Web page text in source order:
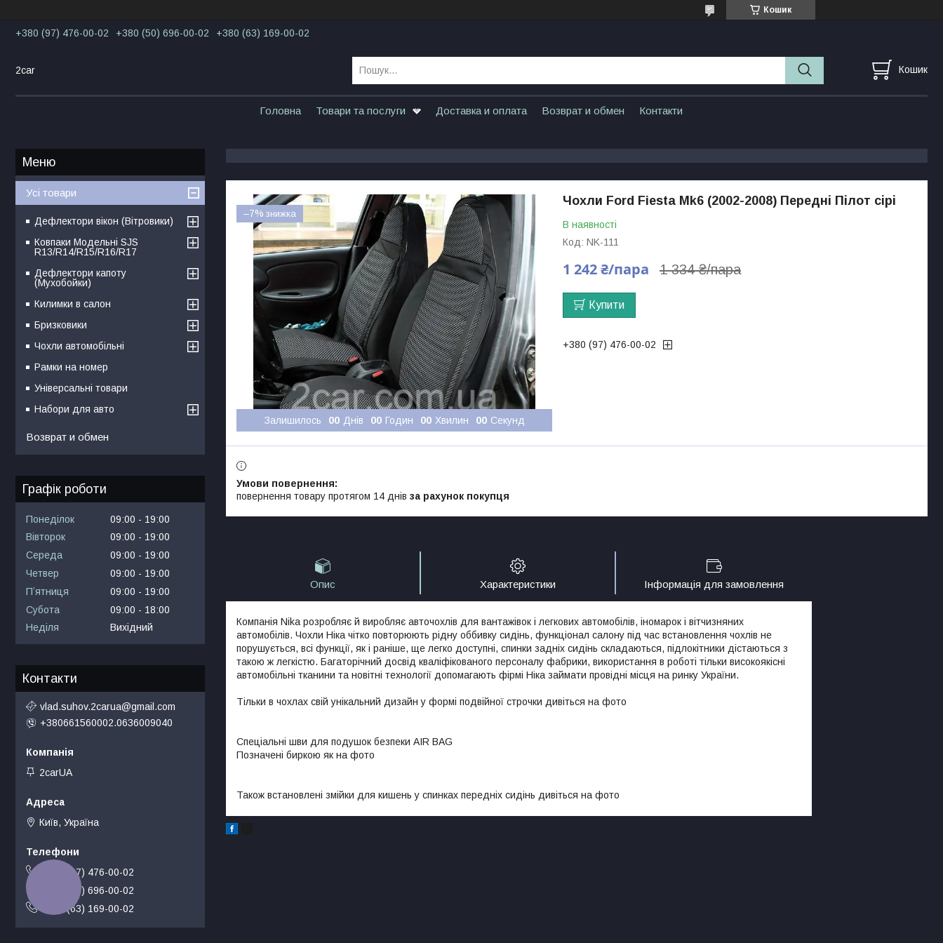
Кошик
+380 (97) 476-00-02 +380 (50) 696-00-02 +380 (63) 169-00-02
2car Кошик
Головна Товари та послуги Доставка и оплата Возврат и обмен Контакти
–7%
Залишилось 00 Днів 00 Годин 00 Хвилин 00 Секунд
Чохли Ford Fiesta Mk6 (2002-2008) Передні Пілот сірі
В наявності
Код: NK-111
1 334 ₴/пара
1 242 ₴/пара
Купити
+380 (97) 476-00-02
повернення товару протягом 14 днів за рахунок покупця
Опис Характеристики Інформація для замовлення
Компанія Nika розробляє й виробляє авточохлів для вантажівок і легкових автомобілів, іномарок і вітчизняних
автомобілів. Чохли Ніка чітко повторюють рідну оббивку сидінь, функціонал салону під час встановлення чохлів не
порушується, всі функції, як і раніше, ще легко доступні, спинки задніх сидінь складаються, підлокітники дістаються з
такою ж легкістю. Багаторічний досвід кваліфікованого персоналу фабрики, використання в роботі тільки високоякісні
автомобільні тканини та новітні технології допомагають фірмі Ніка займати провідні місця на ринку України.
Тільки в чохлах свій унікальний дизайн у формі подвійної строчки дивіться на фото
Спеціальні шви для подушок безпеки AIR BAG
Позначені биркою як на фото
Також встановлені змійки для кишень у спинках передніх сидінь дивіться на фото
Усі товари
Дефлектори вікон (Вітровики)
Ковпаки Модельні SJS
R13/R14/R15/R16/R17
Дефлектори капоту
(Мухобойки)
Килимки в салон
Бризковики
Чохли автомобільні
Рамки на номер
Універсальні товари
Набори для авто
Возврат и обмен
Графік роботи
Понеділок 09:00
19:00
Вівторок
09:00
19:00
Середа
09:00
19:00
Четвер
09:00
19:00
Пʼятниця
09:00
19:00
Субота
09:00
18:00
Неділя
Вихідний
Контакти
vlad.suhov.2carua@gmail.com
+380661560002.0636009040
2carUA
Київ, Україна
+380 (97) 476-00-02
+380 (50) 696-00-02
+380 (63) 169-00-02